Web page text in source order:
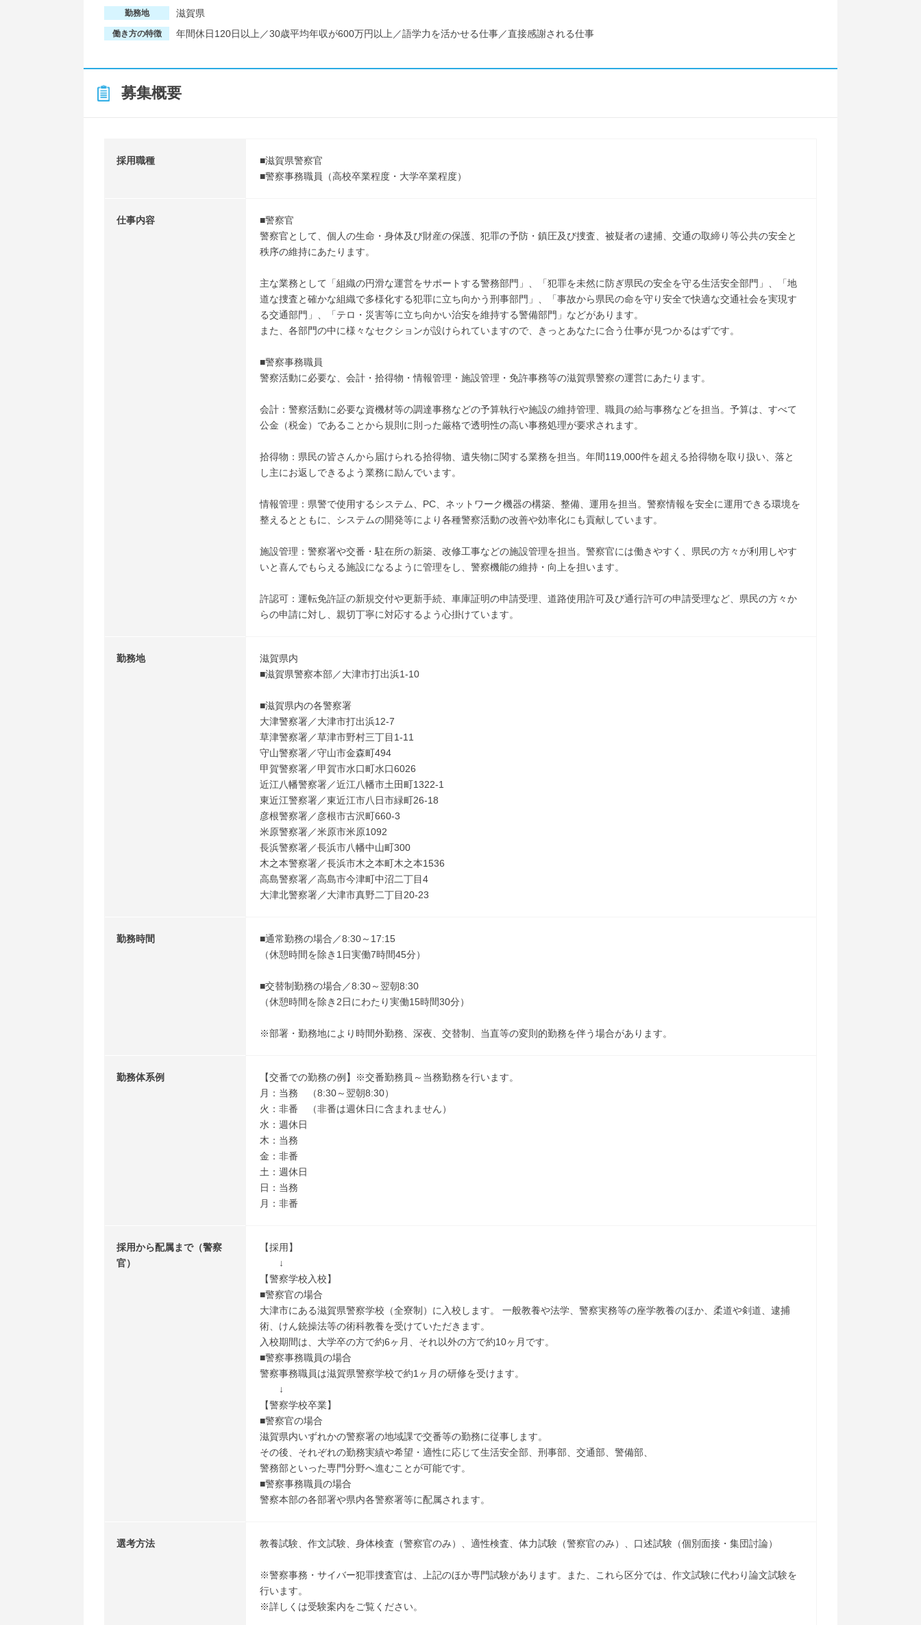
勤務地 滋賀県
働き方の特徴 年間休日120日以上／30歳平均年収が600万円以上／語学力を活かせる仕事／直接感謝される仕事
募集概要
採用職種
■滋賀県警察官
■警察事務職員（高校卒業程度・大学卒業程度）
仕事内容
■警察官
警察官として、個人の生命・身体及び財産の保護、犯罪の予防・鎮圧及び捜査、被疑者の逮捕、交通の取締り等公共の安全と
秩序の維持にあたります。
主な業務として「組織の円滑な運営をサポートする警務部門」、「犯罪を未然に防ぎ県民の安全を守る生活安全部門」、「地
道な捜査と確かな組織で多様化する犯罪に立ち向かう刑事部門」、「事故から県民の命を守り安全で快適な交通社会を実現す
る交通部門」、「テロ・災害等に立ち向かい治安を維持する警備部門」などがあります。
また、各部門の中に様々なセクションが設けられていますので、きっとあなたに合う仕事が見つかるはずです。
■警察事務職員
警察活動に必要な、会計・拾得物・情報管理・施設管理・免許事務等の滋賀県警察の運営にあたります。
会計：警察活動に必要な資機材等の調達事務などの予算執行や施設の維持管理、職員の給与事務などを担当。予算は、すべて
公金（税金）であることから規則に則った厳格で透明性の高い事務処理が要求されます。
拾得物：県民の皆さんから届けられる拾得物、遺失物に関する業務を担当。年間119,000件を超える拾得物を取り扱い、落と
し主にお返しできるよう業務に励んでいます。
情報管理：県警で使用するシステム、PC、ネットワーク機器の構築、整備、運用を担当。警察情報を安全に運用できる環境を
整えるとともに、システムの開発等により各種警察活動の改善や効率化にも貢献しています。
施設管理：警察署や交番・駐在所の新築、改修工事などの施設管理を担当。警察官には働きやすく、県民の方々が利用しやす
いと喜んでもらえる施設になるように管理をし、警察機能の維持・向上を担います。
許認可：運転免許証の新規交付や更新手続、車庫証明の申請受理、道路使用許可及び通行許可の申請受理など、県民の方々か
らの申請に対し、親切丁寧に対応するよう心掛けています。
勤務地
滋賀県内
■滋賀県警察本部／大津市打出浜1-10
■滋賀県内の各警察署
大津警察署／大津市打出浜12-7
草津警察署／草津市野村三丁目1-11
守山警察署／守山市金森町494
甲賀警察署／甲賀市水口町水口6026
近江八幡警察署／近江八幡市土田町1322-1
東近江警察署／東近江市八日市緑町26-18
彦根警察署／彦根市古沢町660-3
米原警察署／米原市米原1092
長浜警察署／長浜市八幡中山町300
木之本警察署／長浜市木之本町木之本1536
高島警察署／高島市今津町中沼二丁目4
大津北警察署／大津市真野二丁目20-23
勤務時間
■通常勤務の場合／8:30～17:15
（休憩時間を除き1日実働7時間45分）
■交替制勤務の場合／8:30～翌朝8:30
（休憩時間を除き2日にわたり実働15時間30分）
※部署・勤務地により時間外勤務、深夜、交替制、当直等の変則的勤務を伴う場合があります。
勤務体系例
【交番での勤務の例】※交番勤務員～当務勤務を行います。
月：当務 （8:30～翌朝8:30）
火：非番 （非番は週休日に含まれません）
水：週休日
木：当務
金：非番
土：週休日
日：当務
月：非番
採用から配属まで（警察
官）
【採用】
↓
【警察学校入校】
■警察官の場合
大津市にある滋賀県警察学校（全寮制）に入校します。 一般教養や法学、警察実務等の座学教養のほか、柔道や剣道、逮捕
術、けん銃操法等の術科教養を受けていただきます。
入校期間は、大学卒の方で約6ヶ月、それ以外の方で約10ヶ月です。
■警察事務職員の場合
警察事務職員は滋賀県警察学校で約1ヶ月の研修を受けます。
↓
【警察学校卒業】
■警察官の場合
滋賀県内いずれかの警察署の地域課で交番等の勤務に従事します。
その後、それぞれの勤務実績や希望・適性に応じて生活安全部、刑事部、交通部、警備部、
警務部といった専門分野へ進むことが可能です。
■警察事務職員の場合
警察本部の各部署や県内各警察署等に配属されます。
選考方法 教養試験、作文試験、身体検査（警察官のみ）、適性検査、体力試験（警察官のみ）、口述試験（個別面接・集団討論）
※警察事務・サイバー犯罪捜査官は、上記のほか専門試験があります。また、これら区分では、作文試験に代わり論文試験を
行います。
※詳しくは受験案内をご覧ください。